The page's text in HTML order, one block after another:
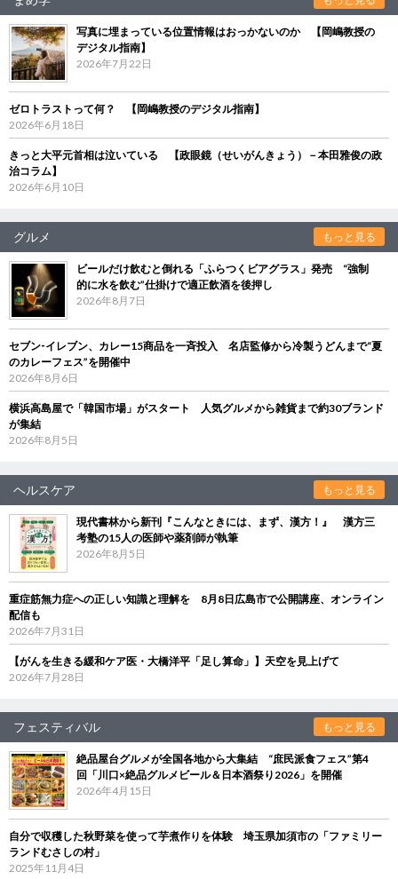
写真に埋まっている位置情報はおっかないのか 【岡嶋教授の
デジタル指南】
2026年7月22日
ゼロトラストって何？ 【岡嶋教授のデジタル指南】
2026年6月18日
きっと大平元首相は泣いている 【政眼鏡（せいがんきょう）－本田雅俊の政
治コラム】
2026年6月10日
グルメ もっと見る
ビールだけ飲むと倒れる「ふらつくビアグラス」発売 “強制
的に水を飲む”仕掛けで適正飲酒を後押し
2026年8月7日
セブン‐イレブン、カレー15商品を一斉投入 名店監修から冷製うどんまで“夏
のカレーフェス”を開催中
2026年8月6日
横浜高島屋で「韓国市場」がスタート 人気グルメから雑貨まで約30ブランド
が集結
2026年8月5日
ヘルスケア もっと見る
現代書林から新刊『こんなときには、まず、漢方！』 漢方三
考塾の15人の医師や薬剤師が執筆
2026年8月5日
重症筋無力症への正しい知識と理解を 8月8日広島市で公開講座、オンライン
配信も
2026年7月31日
【がんを生きる緩和ケア医・大橋洋平「足し算命」】天空を見上げて
2026年7月28日
フェスティバル もっと見る
絶品屋台グルメが全国各地から大集結 “庶民派食フェス”第4
回「川口×絶品グルメビール＆日本酒祭り2026」を開催
2026年4月15日
自分で収穫した秋野菜を使って芋煮作りを体験 埼玉県加須市の「ファミリー
ランドむさしの村」
2025年11月4日